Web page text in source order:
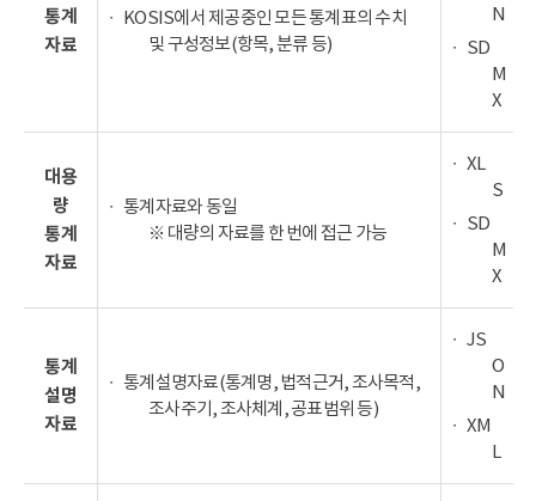
통계
자료
KOSIS에서 제공중인 모든 통계표의 수치
및 구성정보(항목, 분류 등)
N
SD
M
X
대용
량
통계
자료
통계자료와 동일
※ 대량의 자료를 한 번에 접근 가능
XL
S
SD
M
X
통계
설명
자료
통계설명자료(통계명, 법적근거, 조사목적,
조사주기, 조사체계, 공표범위 등)
JS
O
N
XM
L